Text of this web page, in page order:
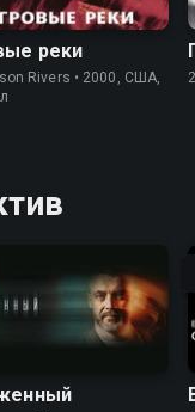
реки
Rivers • 2000, США,